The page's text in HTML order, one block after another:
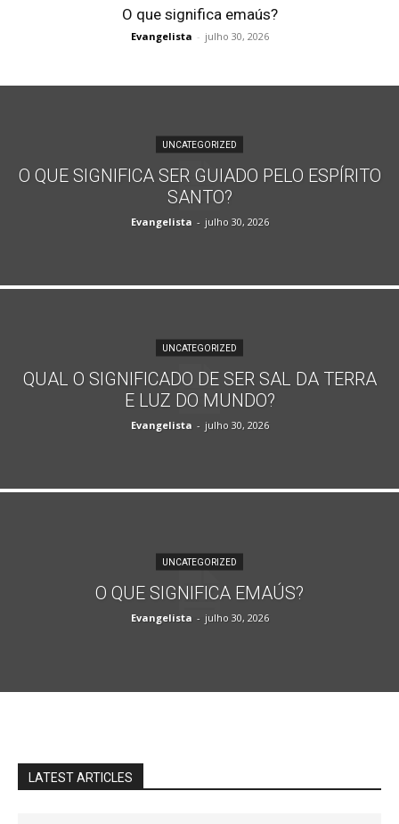
O que significa emaús?
Evangelista - julho 30, 2026
UNCATEGORIZED
O QUE SIGNIFICA SER GUIADO PELO ESPÍRITO
SANTO?
Evangelista - julho 30, 2026
UNCATEGORIZED
QUAL O SIGNIFICADO DE SER SAL DA TERRA
E LUZ DO MUNDO?
Evangelista - julho 30, 2026
UNCATEGORIZED
O QUE SIGNIFICA EMAÚS?
Evangelista - julho 30, 2026
LATEST ARTICLES